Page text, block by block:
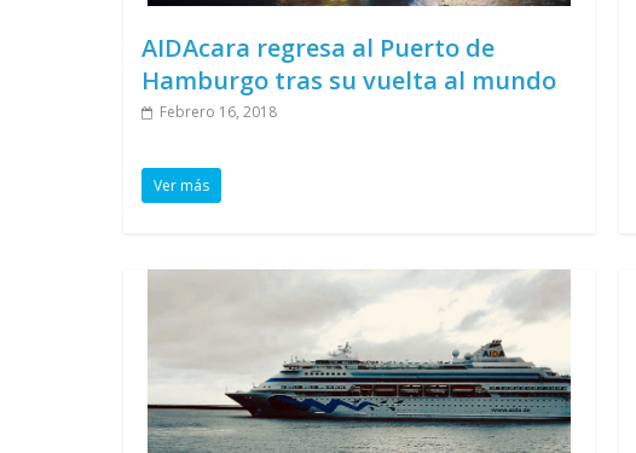
AIDAcara regresa al Puerto de
Hamburgo tras su vuelta al mundo
Febrero 16, 2018
Ver más